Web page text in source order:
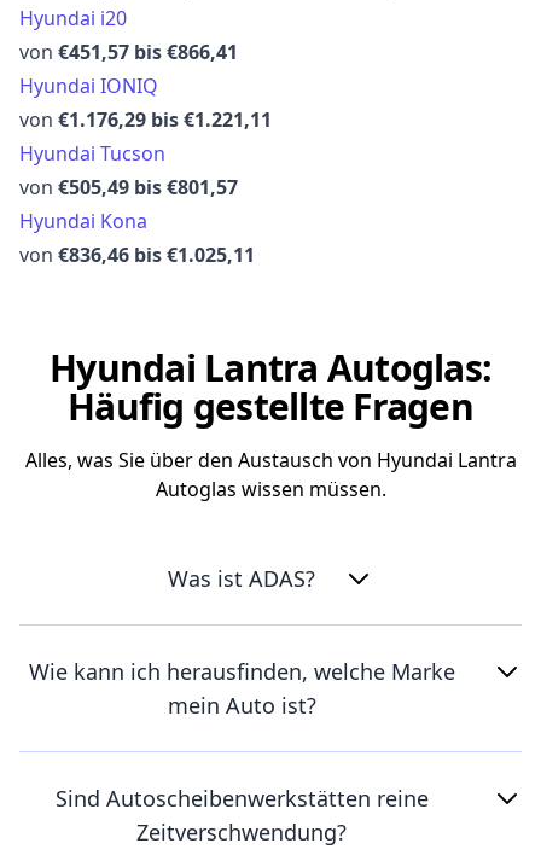
Hyundai i20
von €451,57 bis €866,41
Hyundai IONIQ
von €1.176,29 bis €1.221,11
Hyundai Tucson
von €505,49 bis €801,57
Hyundai Kona
von €836,46 bis €1.025,11
Hyundai Lantra Autoglas:
Häufig gestellte Fragen
Alles, was Sie über den Austausch von Hyundai Lantra
Autoglas wissen müssen.
Was ist ADAS?
Wie kann ich herausfinden, welche Marke
mein Auto ist?
Sind Autoscheibenwerkstätten reine
Zeitverschwendung?